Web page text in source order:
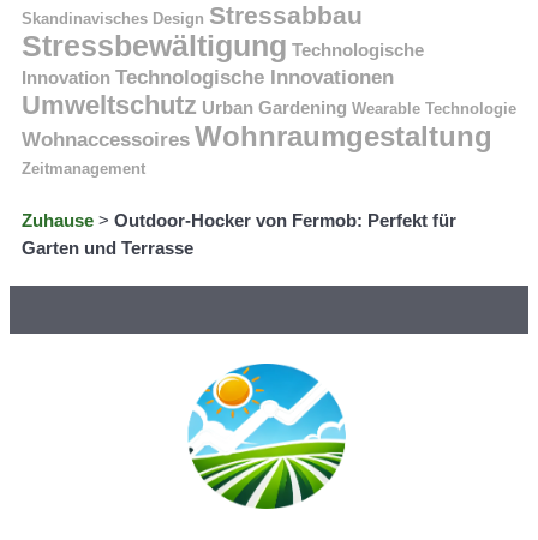
Skandinavisches Design Stressabbau
Stressbewältigung Technologische
Innovation Technologische Innovationen
Umweltschutz Urban Gardening Wearable Technologie
Wohnaccessoires Wohnraumgestaltung
Zeitmanagement
Zuhause > Outdoor-Hocker von Fermob: Perfekt für
Garten und Terrasse